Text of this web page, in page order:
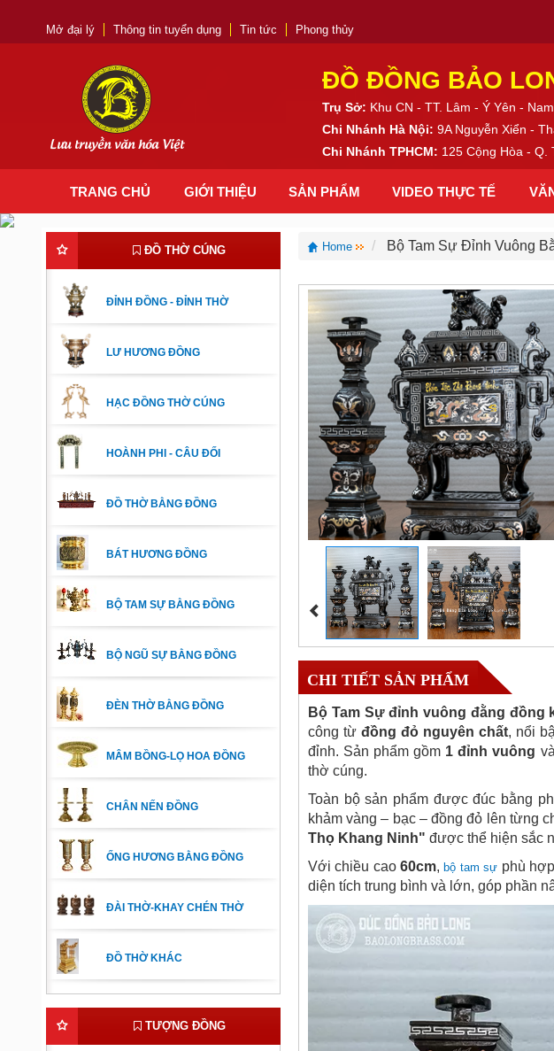
Mở đại lý Thông tin tuyển dụng Tin tức Phong thủy
Lưu truyền văn hóa Việt
ĐỒ ĐỒNG BẢO
Trụ Sở: Khu CN - TT. Lâm - Ý Yên -
Chi Nhánh Hà Nội:9A Nguyễn Xiển -
Chi Nhánh TPHCM: 125 Cộng Hòa - Q.
TRANG CHỦ GIỚI THIỆU SẢN PHẨM VIDEO THỰC TẾ
ĐỒ THỜ CÚNG
ĐỈNH ĐỒNG - ĐỈNH THỜ
LƯ HƯƠNG ĐỒNG
HẠC ĐỒNG THỜ CÚNG
HOÀNH PHI - CÂU ĐỐI
ĐỒ THỜ BẰNG ĐỒNG
BÁT HƯƠNG ĐỒNG
BỘ TAM SỰ BẰNG ĐỒNG
BỘ NGŨ SỰ BẰNG ĐỒNG
ĐÈN THỜ BẰNG ĐỒNG
MÂM BỒNG-LỌ HOA ĐỒNG
CHÂN NẾN ĐỒNG
ỐNG HƯƠNG BẰNG ĐỒNG
ĐÀI THỜ-KHAY CHÉN THỜ
ĐỒ THỜ KHÁC
TƯỢNG ĐỒNG
Home Bộ Tam Sự Đỉnh Vuông
CHI TIẾT SẢN PHẨM
Bộ Tam Sự đỉnh vuông đằng đồng
công từ đồng đỏ nguyên chất, nổi
đỉnh. Sản phẩm gồm 1 đỉnh vuông và
thờ cúng.
Toàn bộ sản phẩm được đúc bằng
khảm vàng – bạc – đồng đỏ lên từng
Thọ Khang Ninh" được thể hiện sắc
Với chiều cao60cm,bộ tam sự phù
diện tích trung bình và lớn, góp phần